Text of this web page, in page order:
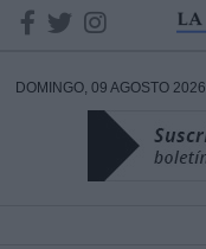
DOMINGO, 09 AGOSTO 2026
DATOS
Responsable: